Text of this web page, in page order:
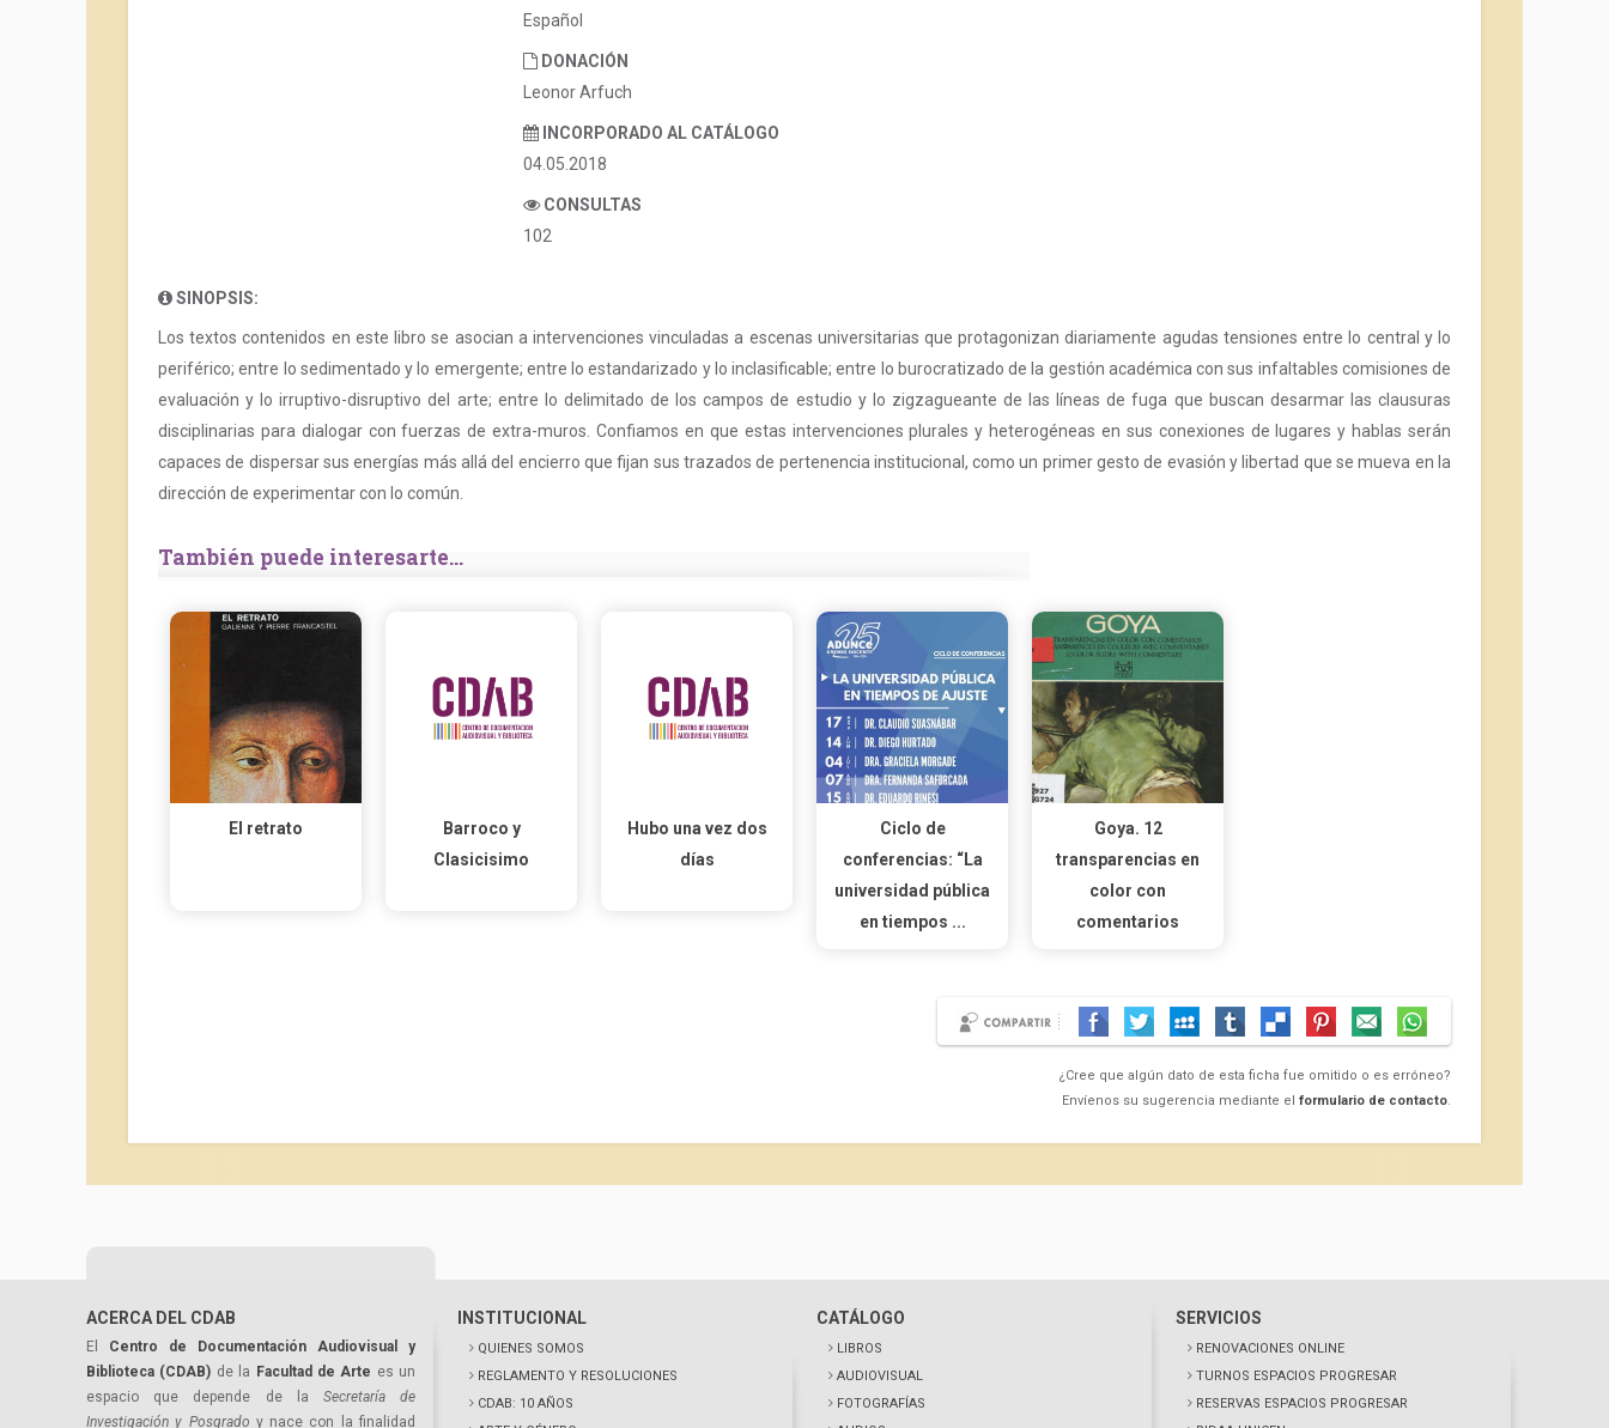
Español
DONACIÓN
Leonor Arfuch
INCORPORADO AL CATÁLOGO
04.05.2018
CONSULTAS
102
SINOPSIS:
Los textos contenidos en este libro se asocian a intervenciones vinculadas a escenas universitarias que protagonizan diariamente agudas tensiones entre lo central y lo
periférico; entre lo sedimentado y lo emergente; entre lo estandarizado y lo inclasificable; entre lo burocratizado de la gestión académica con sus infaltables comisiones de
evaluación y lo irruptivo-disruptivo del arte; entre lo delimitado de los campos de estudio y lo zigzagueante de las líneas de fuga que buscan desarmar las clausuras
disciplinarias para dialogar con fuerzas de extra-muros. Confiamos en que estas intervenciones plurales y heterogéneas en sus conexiones de lugares y hablas serán
capaces de dispersar sus energías más allá del encierro que fijan sus trazados de pertenencia institucional, como un primer gesto de evasión y libertad que se mueva en la
dirección de experimentar con lo común.
También puede interesarte...
El retrato
Barroco y
Clasicisimo
Hubo una vez dos
días
Ciclo de
conferencias: “La
universidad pública
en tiempos ...
Goya. 12
transparencias en
color con
comentarios
¿Cree que algún dato de esta ficha fue omitido o es erróneo?
Envíenos su sugerencia mediante el formulario de contacto.
ACERCA DEL CDAB
El Centro de Documentación Audiovisual y
Biblioteca (CDAB) de la Facultad de Arte es un
espacio que depende de la Secretaría de
Investigación y Posgrado y nace con la finalidad
INSTITUCIONAL
QUIENES SOMOS
REGLAMENTO Y RESOLUCIONES
CDAB: 10 AÑOS
CATÁLOGO
LIBROS
AUDIOVISUAL
FOTOGRAFÍAS
SERVICIOS
RENOVACIONES ONLINE
TURNOS ESPACIOS PROGRESAR
RESERVAS ESPACIOS PROGRESAR